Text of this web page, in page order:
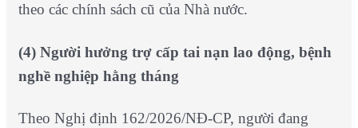
theo các chính sách cũ của Nhà nước.
(4) Người hưởng trợ cấp tai nạn lao động, bệnh
nghề nghiệp hằng tháng
Theo Nghị định 162/2026/NĐ-CP, người đang